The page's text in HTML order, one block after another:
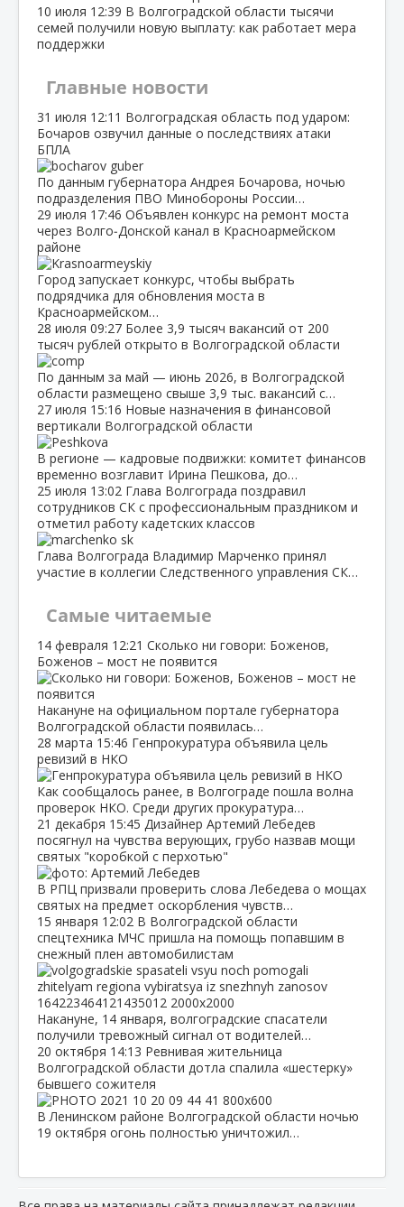
10 июля 12:39 В Волгоградской области тысячи
семей получили новую выплату: как работает мера
поддержки
Главные новости
31 июля 12:11 Волгоградская область под ударом:
Бочаров озвучил данные о последствиях атаки
БПЛА
По данным губернатора Андрея Бочарова, ночью
подразделения ПВО Минобороны России…
29 июля 17:46 Объявлен конкурс на ремонт моста
через Волго‑Донской канал в Красноармейском
районе
Город запускает конкурс, чтобы выбрать
подрядчика для обновления моста в
Красноармейском…
28 июля 09:27 Более 3,9 тысяч вакансий от 200
тысяч рублей открыто в Волгоградской области
По данным за май — июнь 2026, в Волгоградской
области размещено свыше 3,9 тыс. вакансий с…
27 июля 15:16 Новые назначения в финансовой
вертикали Волгоградской области
В регионе — кадровые подвижки: комитет финансов
временно возглавит Ирина Пешкова, до…
25 июля 13:02 Глава Волгограда поздравил
сотрудников СК с профессиональным праздником и
отметил работу кадетских классов
Глава Волгограда Владимир Марченко принял
участие в коллегии Следственного управления СК…
Самые читаемые
14 февраля 12:21 Сколько ни говори: Боженов,
Боженов – мост не появится
Накануне на официальном портале губернатора
Волгоградской области появилась…
28 марта 15:46 Генпрокуратура объявила цель
ревизий в НКО
Как сообщалось ранее, в Волгограде пошла волна
проверок НКО. Среди других прокуратура…
21 декабря 15:45 Дизайнер Артемий Лебедев
посягнул на чувства верующих, грубо назвав мощи
святых "коробкой с перхотью"
В РПЦ призвали проверить слова Лебедева о мощах
святых на предмет оскорбления чувств…
15 января 12:02 В Волгоградской области
спецтехника МЧС пришла на помощь попавшим в
снежный плен автомобилистам
Накануне, 14 января, волгоградские спасатели
получили тревожный сигнал от водителей…
20 октября 14:13 Ревнивая жительница
Волгоградской области дотла спалила «шестерку»
бывшего сожителя
В Ленинском районе Волгоградской области ночью
19 октября огонь полностью уничтожил…